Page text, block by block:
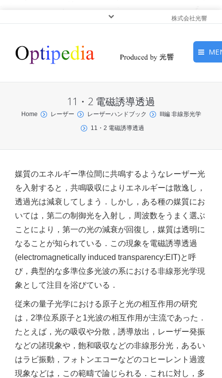
株式会社光響
ピックアップ
光基礎・光源
ン
サービス
11・2 電磁誘導透過
You are here:
Home レーザー レーザーハンドブック
III編 非線形光学
11・2 電磁誘導透過
媒質のエネルギー準位間に共鳴するようなレーザー光
を入射すると，共鳴吸収によりエネルギーは散逸し，
透過光は減衰してしまう．しかし，ある種の媒質にお
いては，第二の制御光を入射し，周波数をうまく選ぶ
ことにより，第一の光の減衰が回復し，媒質は透明に
なることが知られている．この現象を電磁誘導透過
(electromagnetically induced transparency:EIT)と呼
び，典型的な多準位多光波の系における非線形光学現
象として注目を浴びている．
従来の量子光学における原子と光の相互作用の研究
は，2準位系原子と1光波の相互作用が主流であった．
たとえば，光の吸収や分散，誘導放出，レーザー発振
などの諸現象や，飽和吸収などの非線形分光，あるい
はラビ振動，フォトンエコーなどのコヒーレント過渡
現象などは，この範疇で論じられる．これに対し，多